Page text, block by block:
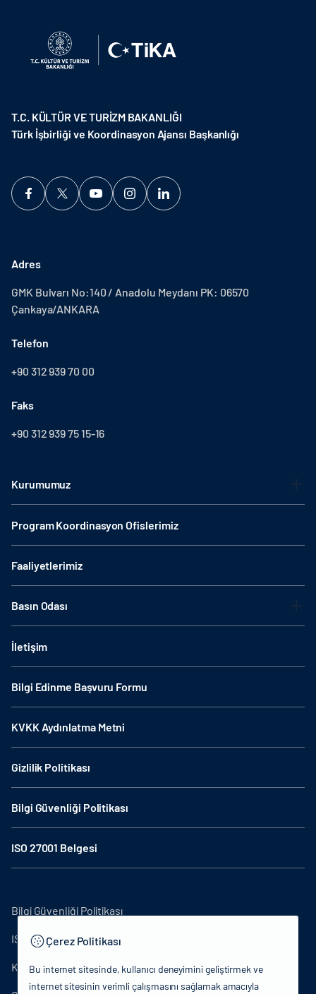
T.C. KÜLTÜR VE TURİZM BAKANLIĞI
Türk İşbirliği ve Koordinasyon Ajansı Başkanlığı
Adres
GMK Bulvarı No:140 / Anadolu Meydanı PK: 06570
Çankaya/ANKARA
Telefon
+90 312 939 70 00
Faks
+90 312 939 75 15-16
Kurumumuz
Program Koordinasyon Ofislerimiz
Faaliyetlerimiz
Basın Odası
İletişim
Bilgi Edinme Başvuru Formu
KVKK Aydınlatma Metni
Gizlilik Politikası
Bilgi Güvenliği Politikası
ISO 27001 Belgesi
Bilgi Güvenliği Politikası
ISO27001
KVKK Aydınlatma Metni
Çerez Politikası
Bu internet sitesinde, kullanıcı deneyimini geliştirmek ve
internet sitesinin verimli çalışmasını sağlamak amacıyla